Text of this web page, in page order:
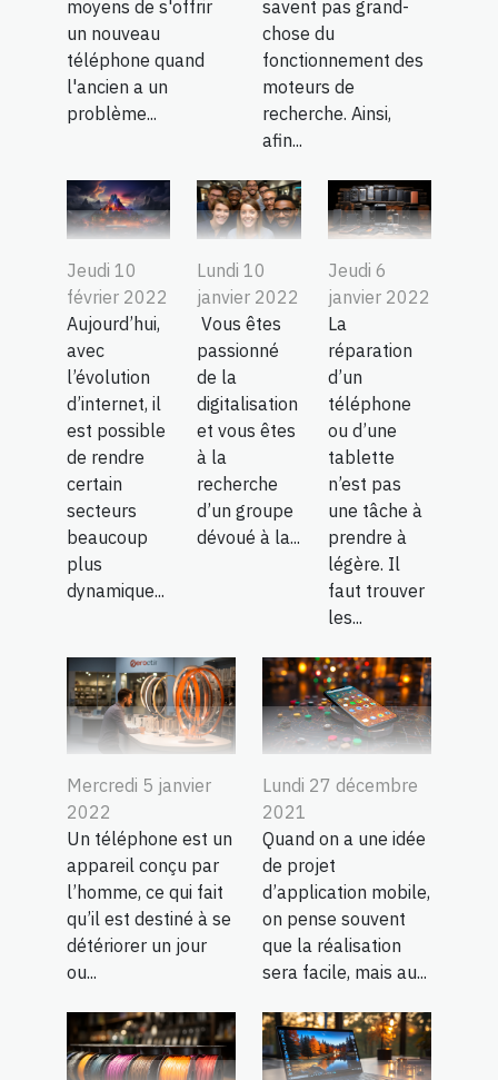
moyens de s'offrir
un nouveau
téléphone quand
l'ancien a un
problème...
savent pas grand-
chose du
fonctionnement des
moteurs de
recherche. Ainsi,
afin...
Jeudi 10
février 2022
Aujourd’hui,
avec
l’évolution
d’internet, il
est possible
de rendre
certain
secteurs
beaucoup
plus
dynamique...
Lundi 10
janvier 2022
Vous êtes
passionné
de la
digitalisation
et vous êtes
à la
recherche
d’un groupe
dévoué à la...
Jeudi 6
janvier 2022
La
réparation
d’un
téléphone
ou d’une
tablette
n’est pas
une tâche à
prendre à
légère. Il
faut trouver
les...
Mercredi 5 janvier
2022
Un téléphone est un
appareil conçu par
l’homme, ce qui fait
qu’il est destiné à se
détériorer un jour
ou...
Lundi 27 décembre
2021
Quand on a une idée
de projet
d’application mobile,
on pense souvent
que la réalisation
sera facile, mais au...